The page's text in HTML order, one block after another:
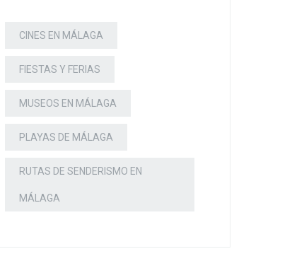
CINES EN MÁLAGA
FIESTAS Y FERIAS
MUSEOS EN MÁLAGA
PLAYAS DE MÁLAGA
RUTAS DE SENDERISMO EN
MÁLAGA